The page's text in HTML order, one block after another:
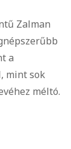
Zalman
a
mint sok
méltó.